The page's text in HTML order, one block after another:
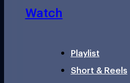
Watch
Playlist
Short & Reels